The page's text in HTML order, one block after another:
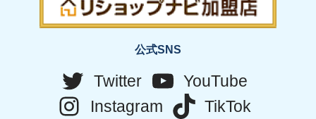
公式SNS
Twitter
YouTube
Instagram
TikTok